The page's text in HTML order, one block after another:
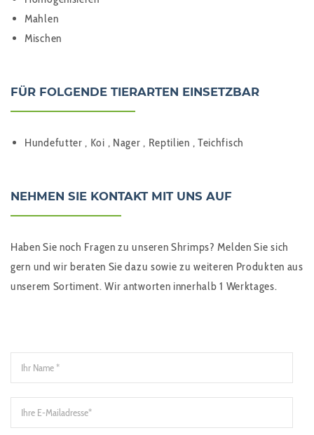
Mahlen
Mischen
FÜR FOLGENDE TIERARTEN EINSETZBAR
Hundefutter , Koi , Nager , Reptilien , Teichfisch
NEHMEN SIE KONTAKT MIT UNS AUF
Haben Sie noch Fragen zu unseren Shrimps? Melden Sie sich
gern und wir beraten Sie dazu sowie zu weiteren Produkten aus
unserem Sortiment. Wir antworten innerhalb 1 Werktages.